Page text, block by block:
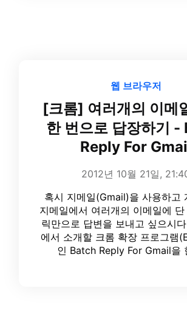
웹 브라우저
[크롬] 여러개의 이메
한 번으로 답장하기 -
Reply For
2012년 10월 21일,
혹시 지메일(Gmail)을 사용하고
지메일에서 여러개의 이메일에
릭만으로 답변을 보내고 싶으시
에서 소개할 크롬 확장 프로그램
인 Batch Reply For Gmail을